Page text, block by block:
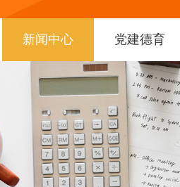
新闻中心 党建德育